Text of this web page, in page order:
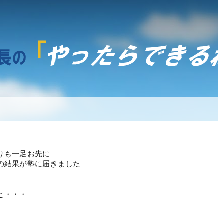
も一足お先に
結果が塾に届きました
・・・